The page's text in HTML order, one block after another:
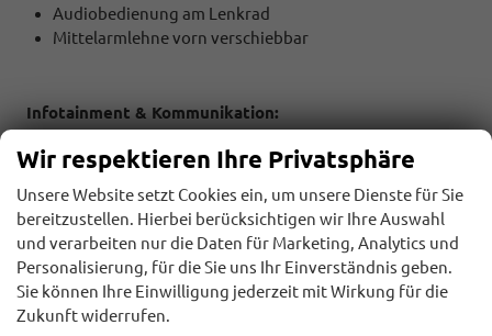
Audiobedienung am Lenkrad
Mittelarmlehne vorn verschiebbar
Infotainment & Kommunikation:
MP3-Schnittstelle für Mobiltelefon/Handy
Sicherheit & Assistenz:
Airbag Fahrer-/Beifahrerseite
Bordcomputer
Bremsassistent
Fahrassistenz-System: Berganfahr-Assistent (HSA, Hill
Wir respektieren Ihre Privatsphäre
Unsere Website setzt Cookies ein, um unsere Dienste für Sie
bereitzustellen. Hierbei berücksichtigen wir Ihre Auswahl
und verarbeiten nur die Daten für Marketing, Analytics und
Personalisierung, für die Sie uns Ihr Einverständnis geben.
Sie können Ihre Einwilligung jederzeit mit Wirkung für die
Zukunft widerrufen.